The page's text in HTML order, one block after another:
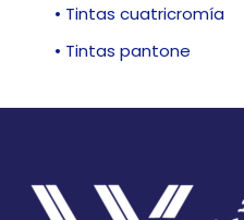
• Tintas cuatricromía
• Tintas pantone